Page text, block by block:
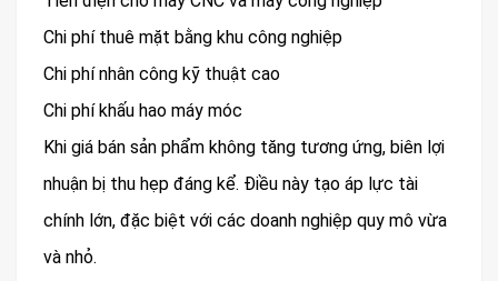
Chi phí thuê mặt bằng khu công nghiệp
Chi phí nhân công kỹ thuật cao
Chi phí khấu hao máy móc
Khi giá bán sản phẩm không tăng tương ứng, biên lợi
nhuận bị thu hẹp đáng kể. Điều này tạo áp lực tài
chính lớn, đặc biệt với các doanh nghiệp quy mô vừa
và nhỏ.